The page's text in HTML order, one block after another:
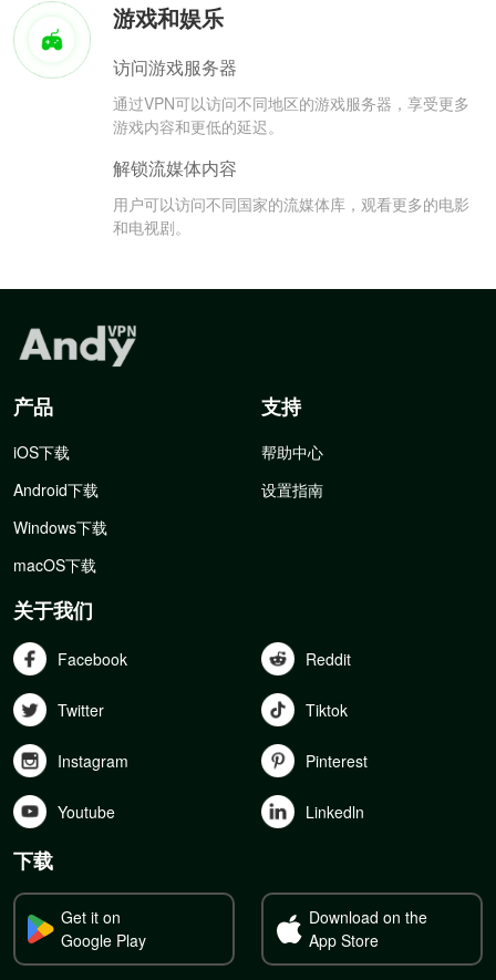
游戏和娱乐
访问游戏服务器
通过VPN可以访问不同地区的游戏服务器，享受更多
游戏内容和更低的延迟。
解锁流媒体内容
用户可以访问不同国家的流媒体库，观看更多的电影
和电视剧。
产品
iOS下载
Android下载
Windows下载
macOS下载
支持
帮助中心
设置指南
关于我们
Facebook Reddit
Twitter Tiktok
Instagram Pinterest
Youtube Linkedln
下载
Get it on
Google Play
Download on the
App Store